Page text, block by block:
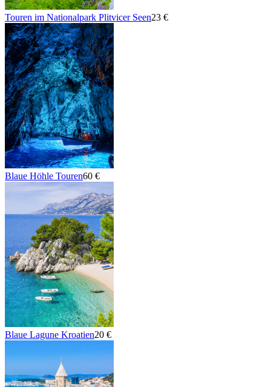
Touren im Nationalpark Plitvicer Seen23 €
Blaue Höhle Touren60 €
Blaue Lagune Kroatien20 €